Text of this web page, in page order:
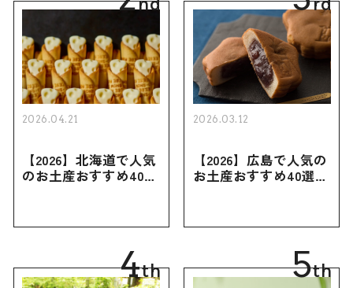
2026.04.21
【2026】北海道で人気
のお土産おすすめ40選
買えない限定品、女性
2026.03.12
【2026】広島で人気の
お土産おすすめ40選｜
き用、女性向けまで幅
4th 5th